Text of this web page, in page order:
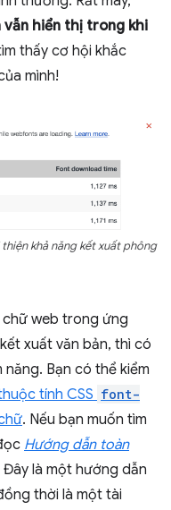
vẫn hiển thị trong khi
thấy cơ hội khắc
mình!
khả năng kết xuất phông
web trong ứng
xuất văn bản, thì có
Bạn có thể kiểm
tính CSS font-
. Nếu bạn muốn tìm
Hướng dẫn toàn
Đây là một hướng dẫn
thời là một tài